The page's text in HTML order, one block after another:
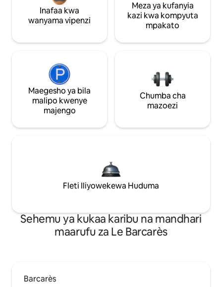
Inafaa kwa
wanyama vipenzi
Meza ya kufanyia
kazi kwa kompyuta
mpakato
Maegesho ya bila
malipo kwenye
majengo
Chumba cha
mazoezi
Fleti Iliyowekewa Huduma
Sehemu ya kukaa karibu na mandhari
maarufu za Le Barcarès
Barcarès